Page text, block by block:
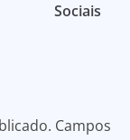
Sociais
Campos